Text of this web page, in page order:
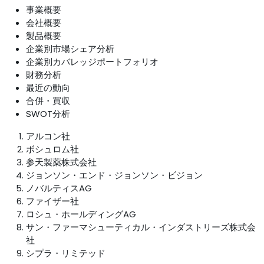
事業概要
会社概要
製品概要
企業別市場シェア分析
企業別カバレッジポートフォリオ
財務分析
最近の動向
合併・買収
SWOT分析
アルコン社
ボシュロム社
参天製薬株式会社
ジョンソン・エンド・ジョンソン・ビジョン
ノバルティスAG
ファイザー社
ロシュ・ホールディングAG
サン・ファーマシューティカル・インダストリーズ株式会
社
シプラ・リミテッド